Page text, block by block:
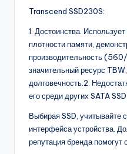
Transcend SSD230S:
1. Достоинства.
плотности памяти,
производительность
значительный ресурс
долговечность.2.
его среди других SATA SSD.
Выбирая SSD, учитывайте
интерфейса устройства.
репутация бренда